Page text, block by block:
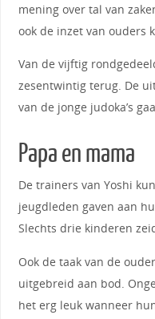
mening over tal van
ook de inzet van ouders
Van de vijftig
zesentwintig terug. De
van de jonge judoka’s
Papa en mama
De trainers van Yoshi
jeugdleden gaven aan
Slechts drie kinderen
Ook de taak van de
uitgebreid aan bod.
het erg leuk wanneer